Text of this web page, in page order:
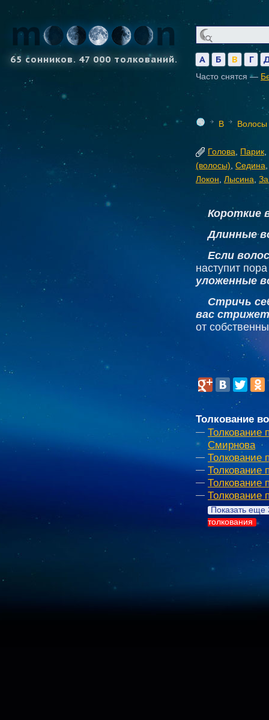
65 сонников. 47 000 толкований. А Б В Г
Часто снятся —
В Волосы
Голова Парик
(волосы) Седина
Локон Лысина
Короткие
Длинные
Если
наступит
уложенные
Стричь
вас стрижет
от
Толкование
Толкование
Смирнова
Толкование
Толкование
Толкование
Толкование
Показать еще
толкования